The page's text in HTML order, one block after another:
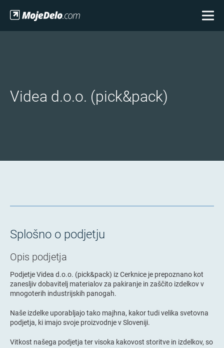
Videa d.o.o. (pick&pack)
Splošno o podjetju
Opis podjetja
Podjetje Videa d.o.o. (pick&pack) iz Cerknice je prepoznano kot
zanesljiv dobavitelj materialov za pakiranje in zaščito izdelkov v
mnogoterih industrijskih panogah.
Naše izdelke uporabljajo tako majhna, kakor tudi velika svetovna
podjetja, ki imajo svoje proizvodnje v Sloveniji.
Vitkost našega podjetja ter visoka kakovost storitve in izdelkov, so